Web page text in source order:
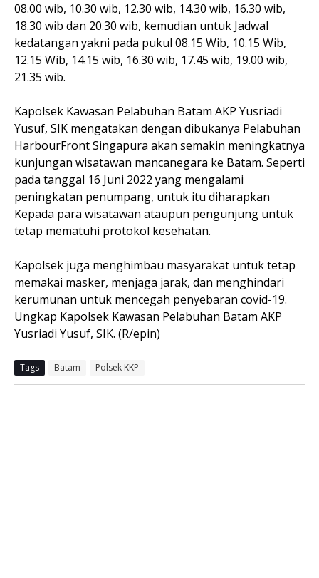
08.00 wib, 10.30 wib, 12.30 wib, 14.30 wib, 16.30 wib,
18.30 wib dan 20.30 wib, kemudian untuk Jadwal
kedatangan yakni pada pukul 08.15 Wib, 10.15 Wib,
12.15 Wib, 14.15 wib, 16.30 wib, 17.45 wib, 19.00 wib,
21.35 wib.
Kapolsek Kawasan Pelabuhan Batam AKP Yusriadi
Yusuf, SIK mengatakan dengan dibukanya Pelabuhan
HarbourFront Singapura akan semakin meningkatnya
kunjungan wisatawan mancanegara ke Batam. Seperti
pada tanggal 16 Juni 2022 yang mengalami
peningkatan penumpang, untuk itu diharapkan
Kepada para wisatawan ataupun pengunjung untuk
tetap mematuhi protokol kesehatan.
Kapolsek juga menghimbau masyarakat untuk tetap
memakai masker, menjaga jarak, dan menghindari
kerumunan untuk mencegah penyebaran covid-19.
Ungkap Kapolsek Kawasan Pelabuhan Batam AKP
Yusriadi Yusuf, SIK. (R/epin)
Tags Batam Polsek KKP